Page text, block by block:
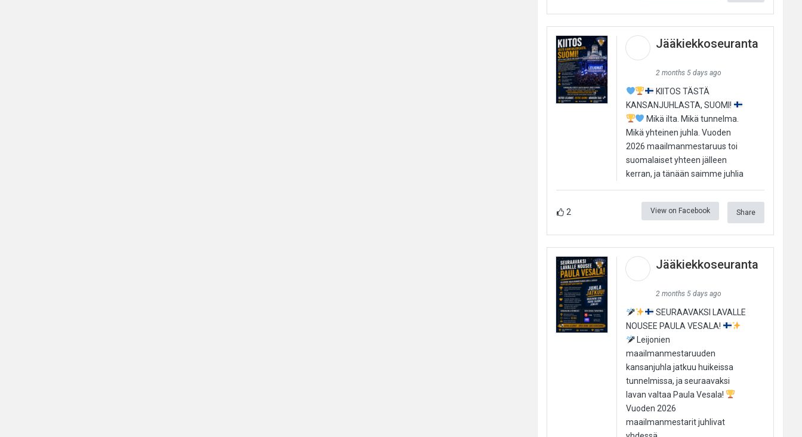
Jääkiekkoseuranta
2 months 5 days ago
KIITOS TÄSTÄ
KANSANJUHLASTA, SUOMI!
Mikä ilta. Mikä tunnelma.
Mikä yhteinen juhla. Vuoden
2026 maailmanmestaruus toi
suomalaiset yhteen jälleen
kerran, ja tänään saimme juhlia
2 View on Facebook Share
Jääkiekkoseuranta
2 months 5 days ago
SEURAAVAKSI LAVALLE
NOUSEE PAULA VESALA!
Leijonien
maailmanmestaruuden
kansanjuhla jatkuu huikeissa
tunnelmissa, ja seuraavaksi
lavan valtaa Paula Vesala!
Vuoden 2026
maailmanmestarit juhlivat